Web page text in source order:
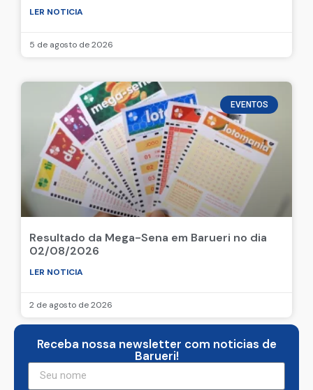
04/08/2026
5 de agosto de 2026
EVENTOS
02/08/2026
LER NOTICIA